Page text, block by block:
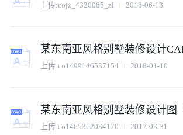
上传:cojz_4320085_zl 2018-06-13
某东南亚风格别墅装修设计
上传:co1499146537154 2018-01-10
某东南亚风格别墅装修设计图
上传:co1465362034170 2017-03-31